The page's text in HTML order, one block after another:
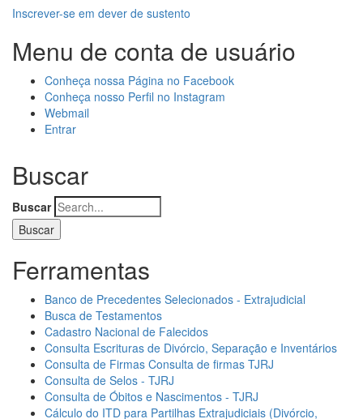
Inscrever-se em dever de sustento
Menu de conta de usuário
Conheça nossa Página no Facebook
Conheça nosso Perfil no Instagram
Webmail
Entrar
Buscar
Buscar
Ferramentas
Banco de Precedentes Selecionados - Extrajudicial
Busca de Testamentos
Cadastro Nacional de Falecidos
Consulta Escrituras de Divórcio, Separação e Inventários
Consulta de Firmas Consulta de firmas TJRJ
Consulta de Selos - TJRJ
Consulta de Óbitos e Nascimentos - TJRJ
Cálculo do ITD para Partilhas Extrajudiciais (Divórcio,